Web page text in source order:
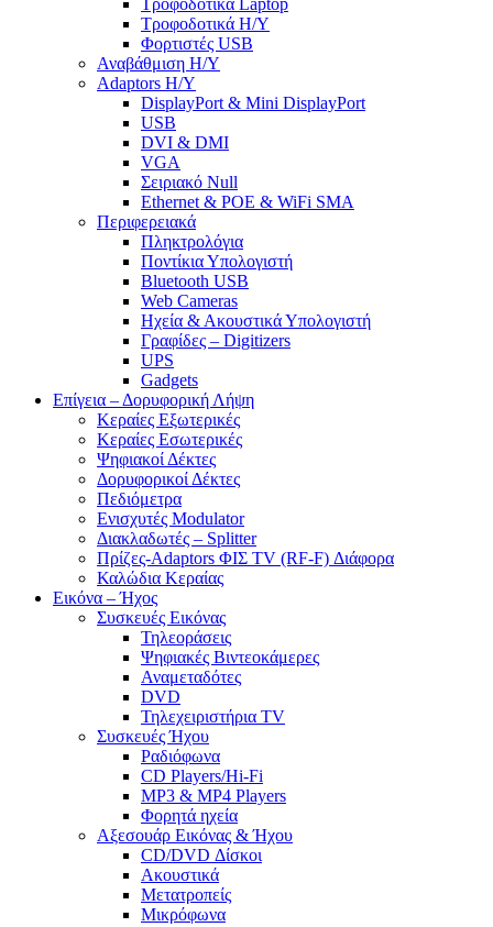
Τροφοδοτικά Laptop
Τροφοδοτικά Η/Υ
Φορτιστές USB
Αναβάθμιση Η/Υ
Adaptors Η/Υ
DisplayPort & Mini DisplayPort
USB
DVI & DMI
VGA
Σειριακό Null
Ethernet & POE & WiFi SMA
Περιφερειακά
Πληκτρολόγια
Ποντίκια Υπολογιστή
Bluetooth USB
Web Cameras
Ηχεία & Ακουστικά Υπολογιστή
Γραφίδες – Digitizers
UPS
Gadgets
Επίγεια – Δορυφορική Λήψη
Κεραίες Εξωτερικές
Κεραίες Εσωτερικές
Ψηφιακοί Δέκτες
Δορυφορικοί Δέκτες
Πεδιόμετρα
Ενισχυτές Modulator
Διακλαδωτές – Splitter
Πρίζες-Adaptors ΦΙΣ TV (RF-F) Διάφορα
Καλώδια Κεραίας
Εικόνα – Ήχος
Συσκευές Εικόνας
Τηλεοράσεις
Ψηφιακές Βιντεοκάμερες
Αναμεταδότες
DVD
Τηλεχειριστήρια TV
Συσκευές Ήχου
Ραδιόφωνα
CD Players/Hi-Fi
MP3 & MP4 Players
Φορητά ηχεία
Αξεσουάρ Εικόνας & Ήχου
CD/DVD Δίσκοι
Ακουστικά
Μετατροπείς
Μικρόφωνα